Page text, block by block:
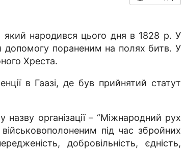
який народився цього дня в 1828 р. У
допомогу пораненим на полях битв. У
Хреста.
в Гаазі, де був прийнятий статут
організації – “Міжнародний рух
під час збройних
добровільність, єдність,